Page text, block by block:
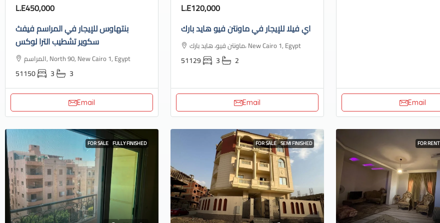
L.E450,000
بنتهاوس للإيجار في المراسم فيفث
سكوير تشطيب الترا لوكس
المراسم, North 90, New Cairo 1, Egypt
51150 3 3
Email
L.E120,000
اي فيلا للإيجار في ماونتن فيو هايد بارك
ماونتن فيو، هايد بارك، New Cairo 1, Egypt
51129 3 2
Email Email
FOR SALE FULLY FINISHED FOR SALE SEMI FINISHED FOR RENT